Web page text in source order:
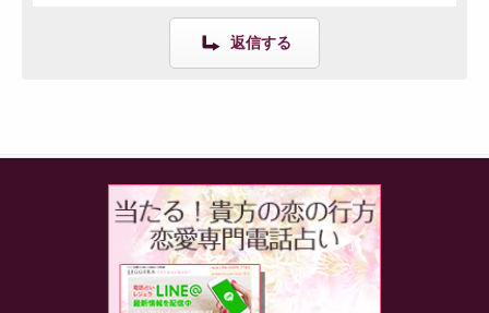
返信する